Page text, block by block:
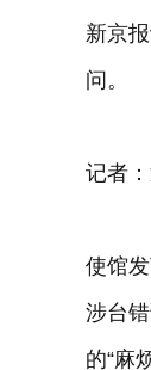
新京
问。
记者
使馆
涉台
的“麻